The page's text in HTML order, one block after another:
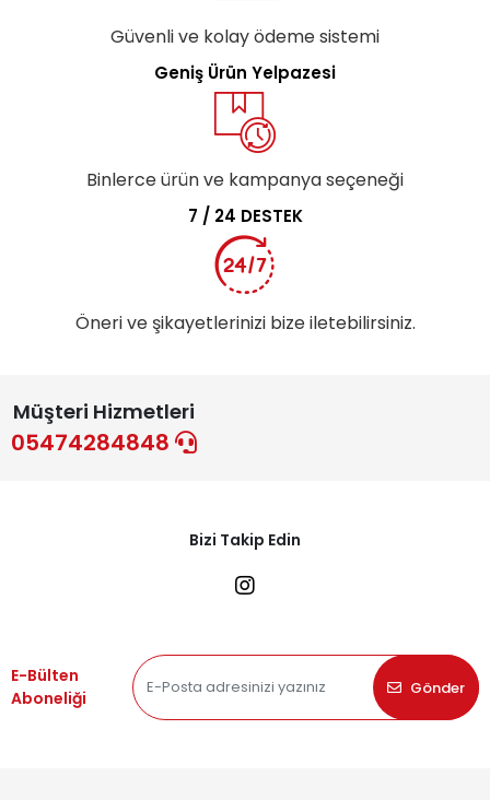
Güvenli ve kolay ödeme sistemi
Geniş Ürün Yelpazesi
Binlerce ürün ve kampanya seçeneği
7 / 24 DESTEK
Öneri ve şikayetlerinizi bize iletebilirsiniz.
Müşteri Hizmetleri
05474284848
Bizi Takip Edin
E-Bülten
Aboneliği
Gönder